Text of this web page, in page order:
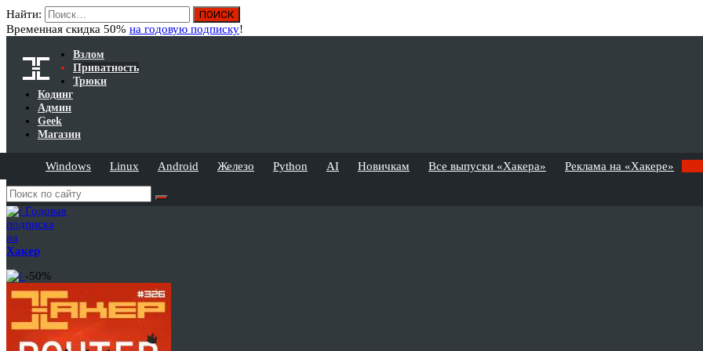
Найти:
Временная скидка 50% на годовую подписку!
Взлом
Приватность
Трюки
Кодинг
Админ
Geek
Магазин
Windows Linux Android Железо Python AI Новичкам Все выпуски «Хакера» Реклама на «Хакере»
Годовая
подписка
на
Хакер
-50%